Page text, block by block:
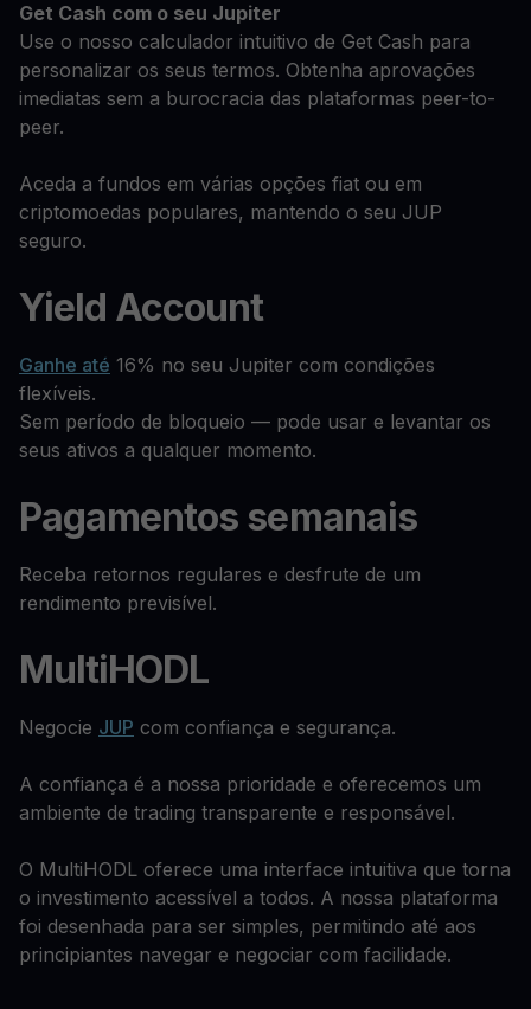
Get Cash com o seu Jupiter
Use o nosso calculador intuitivo de Get Cash para
personalizar os seus termos. Obtenha aprovações
imediatas sem a burocracia das plataformas peer-to-
peer.
Aceda a fundos em várias opções fiat ou em
criptomoedas populares, mantendo o seu JUP
seguro.
Yield Account
Ganhe até 16% no seu Jupiter com condições
flexíveis.
Sem período de bloqueio — pode usar e levantar os
seus ativos a qualquer momento.
Pagamentos semanais
Receba retornos regulares e desfrute de um
rendimento previsível.
MultiHODL
Negocie JUP com confiança e segurança.
A confiança é a nossa prioridade e oferecemos um
ambiente de trading transparente e responsável.
O MultiHODL oferece uma interface intuitiva que torna
o investimento acessível a todos. A nossa plataforma
foi desenhada para ser simples, permitindo até aos
principiantes navegar e negociar com facilidade.